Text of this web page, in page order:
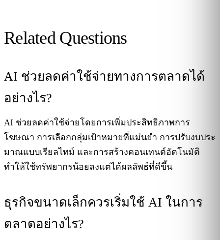
Related Questions
AI ช่วยลดค่าใช้จ่ายทางการตลาดได้
อย่างไร?
AI ช่วยลดค่าใช้จ่ายโดยการเพิ่มประสิทธิภาพการ
โฆษณา การเลือกกลุ่มเป้าหมายที่แม่นยำ การปรับงบประ
มาณแบบเรียลไทม์ และการสร้างคอนเทนต์อัตโนมัติ
ทำให้ใช้ทรัพยากรน้อยลงแต่ได้ผลลัพธ์ที่ดีขึ้น
ธุรกิจขนาดเล็กควรเริ่มใช้ AI ในการ
ตลาดอย่างไร?